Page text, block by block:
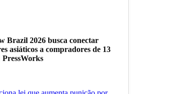
Brazil 2026 busca conectar
asiáticos a compradores de 13
PressWorks